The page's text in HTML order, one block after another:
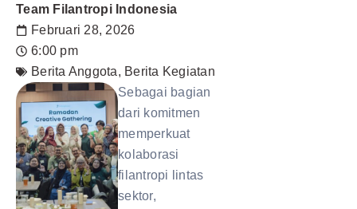
Team Filantropi Indonesia
Februari 28, 2026
6:00 pm
Berita Anggota, Berita Kegiatan
Sebagai bagian
dari komitmen
memperkuat
kolaborasi
filantropi lintas
sektor,